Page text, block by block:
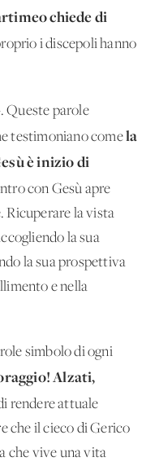
chiede di
i discepoli hanno
Queste parole
testimoniano comela
è inizio di
con Gesù apre
Ricuperare la vista
la sua
la sua prospettiva
e nella
simbolo di ogni
Alzati,
rendere attuale
che il cieco di Gerico
che vive una vita